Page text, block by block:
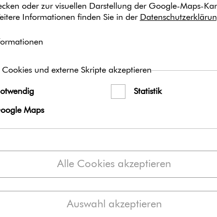
oder zur visuellen Darstellung der Google-Maps-
Informationen finden Sie in der
Cookies und externe Skripte akzeptieren
Statistik
Maps
Alle Cookies akzeptieren
Auswahl akzeptieren
Jour­na­lis­ten-Abo:
Bremen e.V.
Europe